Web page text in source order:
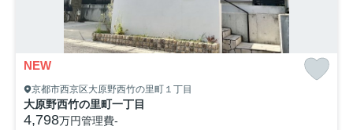
NEW
京都市西京区大原野西竹の里町１丁目
大原野西竹の里町一丁目
4,798万円管理費-